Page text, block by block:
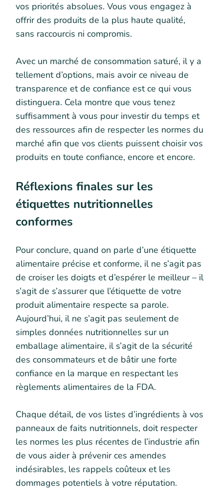
vos priorités absolues. Vous vous engagez à
offrir des produits de la plus haute qualité,
sans raccourcis ni compromis.
Avec un marché de consommation saturé, il y a
tellement d’options, mais avoir ce niveau de
transparence et de confiance est ce qui vous
distinguera. Cela montre que vous tenez
suffisamment à vous pour investir du temps et
des ressources afin de respecter les normes du
marché afin que vos clients puissent choisir vos
produits en toute confiance, encore et encore.
Réflexions finales sur les
étiquettes nutritionnelles
conformes
Pour conclure, quand on parle d’une étiquette
alimentaire précise et conforme, il ne s’agit pas
de croiser les doigts et d’espérer le meilleur – il
s’agit de s’assurer que l’étiquette de votre
produit alimentaire respecte sa parole.
Aujourd’hui, il ne s’agit pas seulement de
simples données nutritionnelles sur un
emballage alimentaire, il s’agit de la sécurité
des consommateurs et de bâtir une forte
confiance en la marque en respectant les
règlements alimentaires de la FDA.
Chaque détail, de vos listes d’ingrédients à vos
panneaux de faits nutritionnels, doit respecter
les normes les plus récentes de l’industrie afin
de vous aider à prévenir ces amendes
indésirables, les rappels coûteux et les
dommages potentiels à votre réputation.